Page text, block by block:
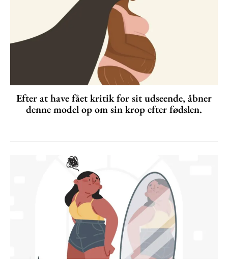
Efter at have fået kritik for sit udseende, åbner
denne model op om sin krop efter fødslen.